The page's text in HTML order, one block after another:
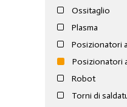
Ossitaglio
Plasma
Posizionatori
Posizionatori
Robot
Torni di